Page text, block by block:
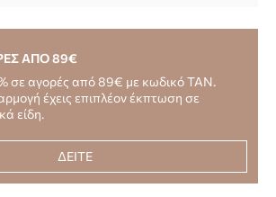
ΑΠΟ 89€
σε αγορές από 89€ με κωδικό TAN.
έχεις επιπλέον έκπτωση σε
είδη.
ΔΕΙΤΕ